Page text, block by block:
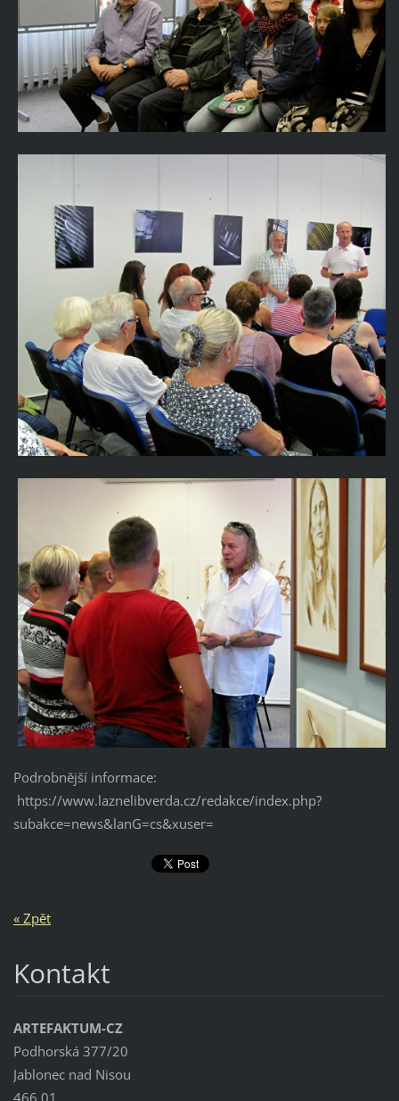
Podrobnější informace:
https://www.laznelibverda.cz/redakce/index.php?
subakce=news&lanG=cs&xuser=
« Zpět
Kontakt
ARTEFAKTUM-CZ
Podhorská 377/20
Jablonec nad Nisou